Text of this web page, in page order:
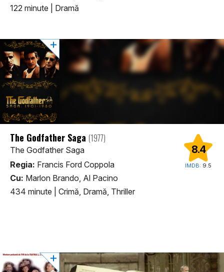
122 minute
Dramă
8.4
IMDB: 9.5
The Godfather Saga (1977)
The Godfather Saga
Regia: Francis Ford Coppola
Cu: Marlon Brando, Al Pacino
434 minute
Crimă, Dramă, Thriller